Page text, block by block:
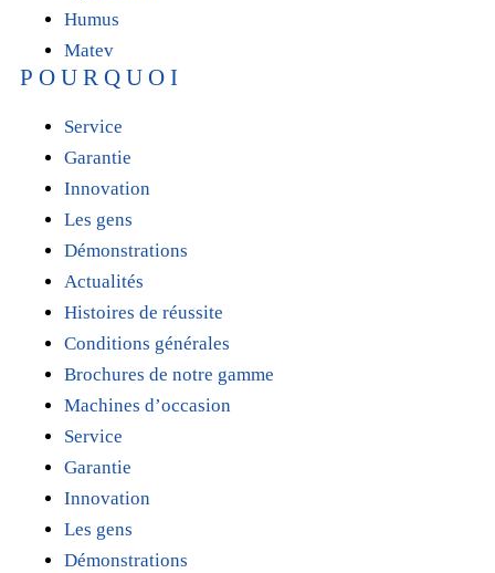
Humus
Matev
POURQUOI
Service
Garantie
Innovation
Les gens
Démonstrations
Actualités
Histoires de réussite
Conditions générales
Brochures de notre gamme
Machines d’occasion
Service
Garantie
Innovation
Les gens
Démonstrations